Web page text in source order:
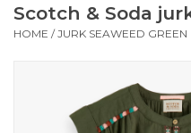
Schoenen
Scotch & Soda
HOME /JURK SEAWEED GREEN